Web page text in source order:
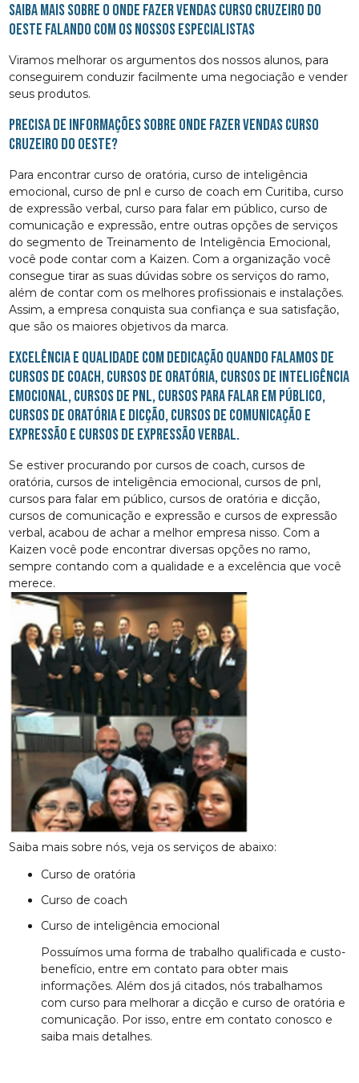
Saiba mais sobre o onde fazer vendas curso Cruzeiro do
Oeste falando com os nossos especialistas
Viramos melhorar os argumentos dos nossos alunos, para
conseguirem conduzir facilmente uma negociação e vender
seus produtos.
Precisa de informações sobre onde fazer vendas curso
Cruzeiro do Oeste?
Para encontrar curso de oratória, curso de inteligência
emocional, curso de pnl e curso de coach em Curitiba, curso
de expressão verbal, curso para falar em público, curso de
comunicação e expressão, entre outras opções de serviços
do segmento de Treinamento de Inteligência Emocional,
você pode contar com a Kaizen. Com a organização você
consegue tirar as suas dúvidas sobre os serviços do ramo,
além de contar com os melhores profissionais e instalações.
Assim, a empresa conquista sua confiança e sua satisfação,
que são os maiores objetivos da marca.
Excelência e qualidade com dedicação quando falamos de
cursos de coach, cursos de oratória, cursos de inteligência
emocional, cursos de pnl, cursos para falar em público,
cursos de oratória e dicção, cursos de comunicação e
expressão e cursos de expressão verbal.
Se estiver procurando por cursos de coach, cursos de
oratória, cursos de inteligência emocional, cursos de pnl,
cursos para falar em público, cursos de oratória e dicção,
cursos de comunicação e expressão e cursos de expressão
verbal, acabou de achar a melhor empresa nisso. Com a
Kaizen você pode encontrar diversas opções no ramo,
sempre contando com a qualidade e a excelência que você
merece.
Saiba mais sobre nós, veja os serviços de abaixo:
curso de oratória
curso de coach
curso de inteligência emocional
Possuímos uma forma de trabalho qualificada e custo-
benefício, entre em contato para obter mais
informações. Além dos já citados, nós trabalhamos
com curso para melhorar a dicção e curso de oratória e
comunicação. Por isso, entre em contato conosco e
saiba mais detalhes.